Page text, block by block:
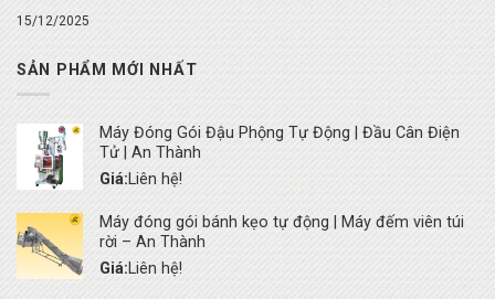
15/12/2025
SẢN PHẨM MỚI NHẤT
Máy Đóng Gói Đậu Phộng Tự Động | Đầu Cân Điện
Tử | An Thành
Giá:Liên hệ!
Máy đóng gói bánh kẹo tự động | Máy đếm viên túi
rời – An Thành
Giá:Liên hệ!